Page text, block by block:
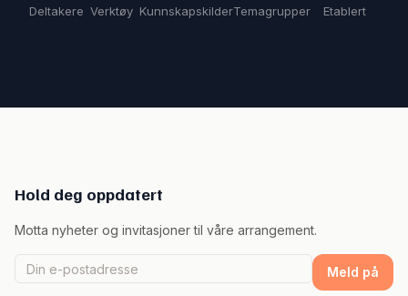
Deltakere Verktøy KunnskapskilderTemagrupper Etablert
Hold deg oppdatert
Motta nyheter og invitasjoner til våre arrangement.
Meld på